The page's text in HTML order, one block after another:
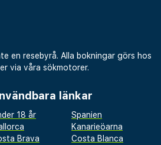
en resebyrå. Alla bokningar görs hos
via våra sökmotorer.
länkar
18 år
Spanien
Kanarieöarna
Brava
Costa Blanca